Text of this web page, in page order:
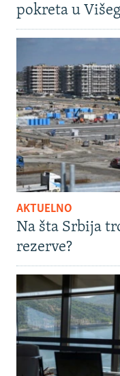
pokreta u
AKTUELNO
Na šta Srbija
rezerve?